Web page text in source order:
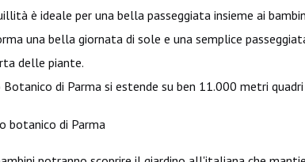
è ideale per una bella passeggiata insieme ai
una bella giornata di sole e una semplice
delle piante.
Botanico di Parma si estende su ben 11.000 metri quadri